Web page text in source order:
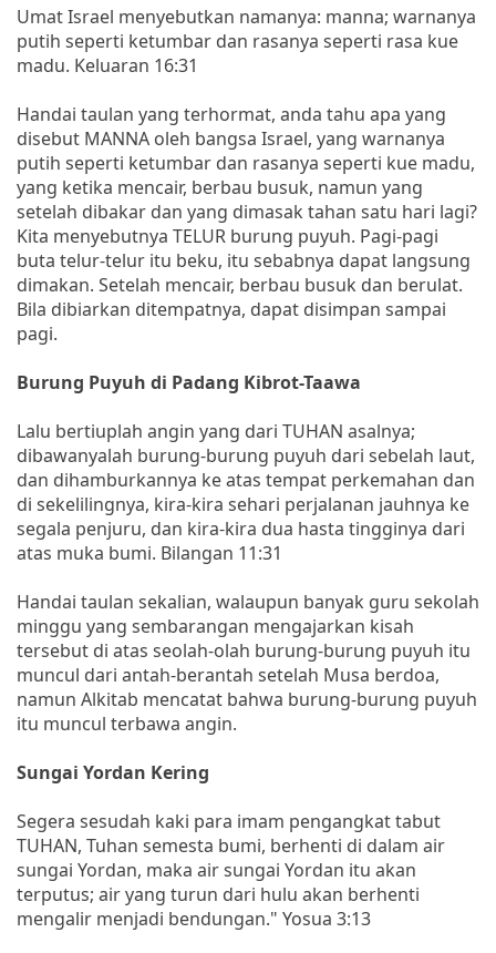
Umat Israel menyebutkan namanya: manna; warnanya
putih seperti ketumbar dan rasanya seperti rasa kue
madu. Keluaran 16:31
Handai taulan yang terhormat, anda tahu apa yang
disebut MANNA oleh bangsa Israel, yang warnanya
putih seperti ketumbar dan rasanya seperti kue madu,
yang ketika mencair, berbau busuk, namun yang
setelah dibakar dan yang dimasak tahan satu hari lagi?
Kita menyebutnya TELUR burung puyuh. Pagi-pagi
buta telur-telur itu beku, itu sebabnya dapat langsung
dimakan. Setelah mencair, berbau busuk dan berulat.
Bila dibiarkan ditempatnya, dapat disimpan sampai
pagi.
Burung Puyuh di Padang Kibrot-Taawa
Lalu bertiuplah angin yang dari TUHAN asalnya;
dibawanyalah burung-burung puyuh dari sebelah laut,
dan dihamburkannya ke atas tempat perkemahan dan
di sekelilingnya, kira-kira sehari perjalanan jauhnya ke
segala penjuru, dan kira-kira dua hasta tingginya dari
atas muka bumi. Bilangan 11:31
Handai taulan sekalian, walaupun banyak guru sekolah
minggu yang sembarangan mengajarkan kisah
tersebut di atas seolah-olah burung-burung puyuh itu
muncul dari antah-berantah setelah Musa berdoa,
namun Alkitab mencatat bahwa burung-burung puyuh
itu muncul terbawa angin.
Sungai Yordan Kering
Segera sesudah kaki para imam pengangkat tabut
TUHAN, Tuhan semesta bumi, berhenti di dalam air
sungai Yordan, maka air sungai Yordan itu akan
terputus; air yang turun dari hulu akan berhenti
mengalir menjadi bendungan." Yosua 3:13